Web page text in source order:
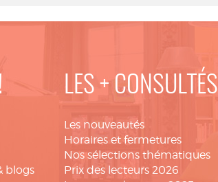
blogs
LES + CONSULTÉS
Les nouveautés
Horaires et fermetures
Nos sélections thématiques
Prix des lecteurs 2026